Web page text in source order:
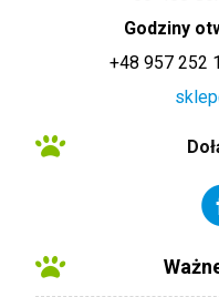
Godziny
+48 957 252